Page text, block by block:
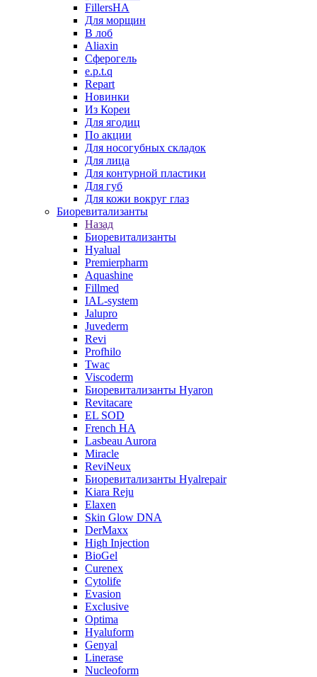
FillersHA
Для морщин
В лоб
Aliaxin
Сферогель
e.p.t.q
Repart
Новинки
Из Кореи
Для ягодиц
По акции
Для носогубных складок
Для лица
Для контурной пластики
Для губ
Для кожи вокруг глаз
Биоревитализанты
Назад
Биоревитализанты
Hyalual
Premierpharm
Aquashine
Fillmed
IAL-system
Jalupro
Juvederm
Revi
Profhilo
Twac
Viscoderm
Биоревитализанты Hyaron
Revitacare
EL SOD
French HA
Lasbeau Aurora
Miracle
ReviNeux
Биоревитализанты Hyalrepair
Kiara Reju
Elaxen
Skin Glow DNA
DerMaxx
High Injection
BioGel
Curenex
Cytolife
Evasion
Exclusive
Optima
Hyaluform
Genyal
Linerase
Nucleoform